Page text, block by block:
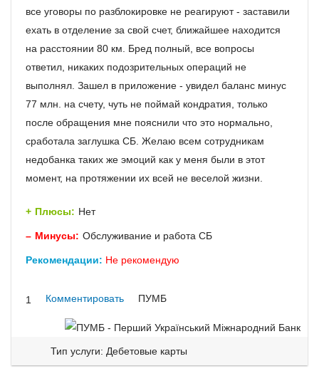
все уговоры по разблокировке не реагируют - заставили
ехать в отделение за свой счет, ближайшее находится
на расстоянии 80 км. Бред полный, все вопросы
ответил, никаких подозрительных операций не
выполнял. Зашел в приложение - увидел баланс минус
77 млн. на счету, чуть не поймай кондратия, только
после обращения мне пояснили что это нормально,
сработала заглушка СБ. Желаю всем сотрудникам
недобанка таких же эмоций как у меня были в этот
момент, на протяжении их всей не веселой жизни.
Плюсы: Нет
Минусы: Обслуживание и работа СБ
Рекомендации: Не рекомендую
1 Комментировать ПУМБ
Тип услуги: Дебетовые карты